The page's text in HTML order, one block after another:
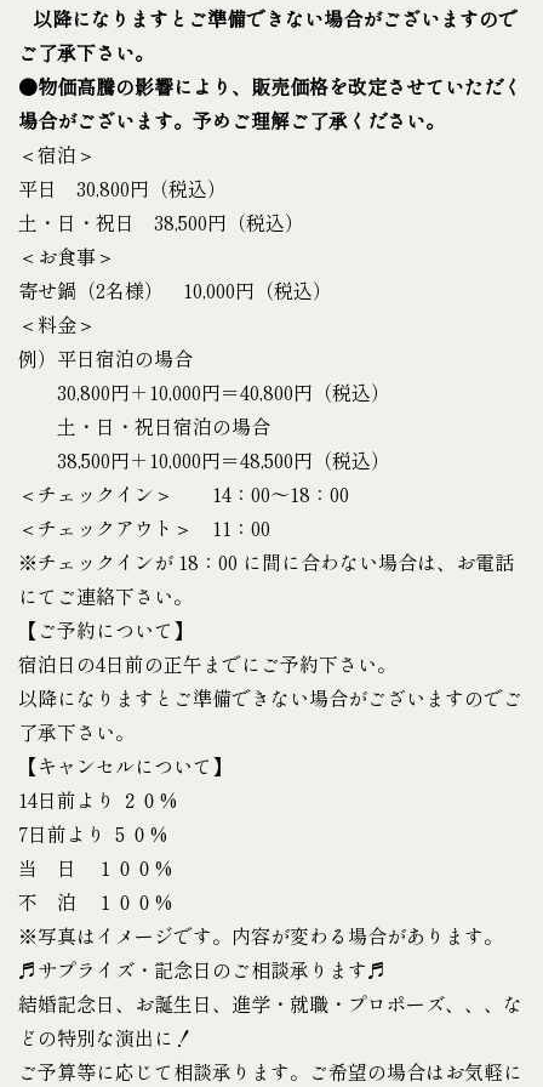
以降になりますとご準備できない場合がございますので
ご了承下さい。
●物価高騰の影響により、販売価格を改定させていただく
場合がございます。予めご理解ご了承ください。
＜宿泊＞
平日 30,800円（税込）
土・日・祝日 38,500円（税込）
＜お食事＞
寄せ鍋（2名様） 10,000円（税込）
＜料金＞
例）平日宿泊の場合
30,800円＋10,000円＝40,800円（税込）
土・日・祝日宿泊の場合
38,500円＋10,000円＝48,500円（税込）
＜チェックイン＞ 14：00～18：00
＜チェックアウト＞ 11：00
※チェックインが 18：00 に間に合わない場合は、お電話
にてご連絡下さい。
【ご予約について】
宿泊日の4日前の正午までにご予約下さい。
以降になりますとご準備できない場合がございますのでご
了承下さい。
【キャンセルについて】
14日前より ２０%
7日前より ５０%
当 日 １００%
不 泊 １００%
※写真はイメージです。内容が変わる場合があります。
♬サプライズ・記念日のご相談承ります♬
結婚記念日、お誕生日、進学・就職・プロポーズ、、、な
どの特別な演出に！
ご予算等に応じて相談承ります。ご希望の場合はお気軽に